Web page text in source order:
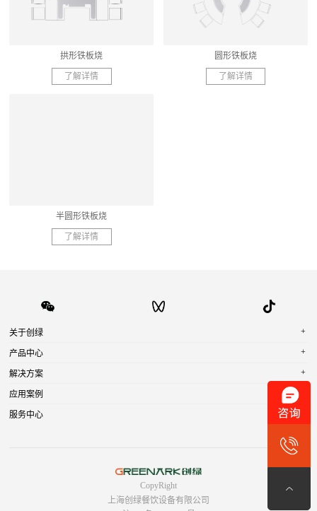
拱形铁板烧
了解详情
圆形铁板烧
了解详情
半圆形铁板烧
了解详情
关于创绿 +
产品中心 +
解决方案 +
应用案例
服务中心
CopyRight
上海创绿餐饮设备有限公司